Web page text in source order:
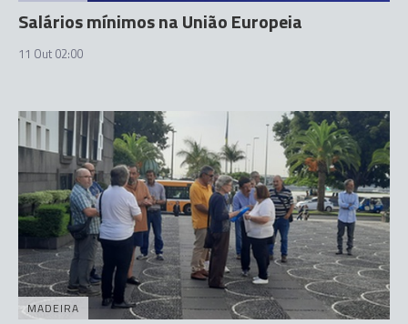
Salários mínimos na União Europeia
11 Out 02:00
MADEIRA